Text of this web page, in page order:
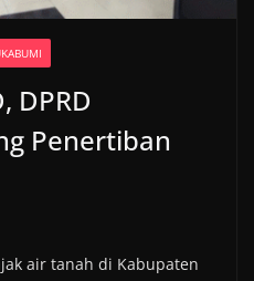
DPRD
Penertiban
air tanah di Kabupaten